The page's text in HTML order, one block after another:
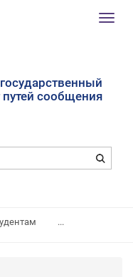
путей сообщения
...